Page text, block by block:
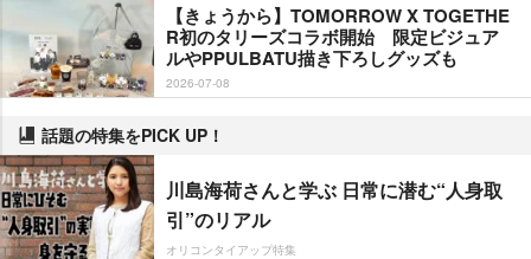
【きょうから】TOMORROW X TOGETHE
R初のタリーズコラボ開始 限定ビジュア
ルやPPULBATU描き下ろしグッズも
2026-07-08
話題の特集をPICK UP！
川島海荷さんと学ぶ 日常に潜む“人身取
引”のリアル
オリコンタイアップ特集